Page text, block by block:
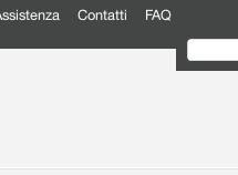
Contatti FAQ